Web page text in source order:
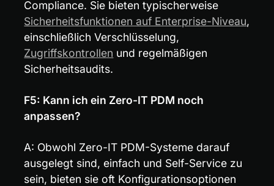
Compliance. Sie bieten typischerweise
Sicherheitsfunktionen auf Enterprise-Niveau,
einschließlich Verschlüsselung,
Zugriffskontrollen und regelmäßigen
Sicherheitsaudits.
F5: Kann ich ein Zero-IT PDM noch
anpassen?
A: Obwohl Zero-IT PDM-Systeme darauf
ausgelegt sind, einfach und Self-Service zu
sein, bieten sie oft Konfigurationsoptionen